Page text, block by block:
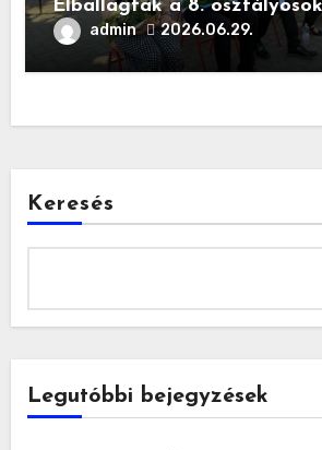
Elballagtak a 8. osztályosok
admin 2026.06.29.
Keresés
Legutóbbi bejegyzések